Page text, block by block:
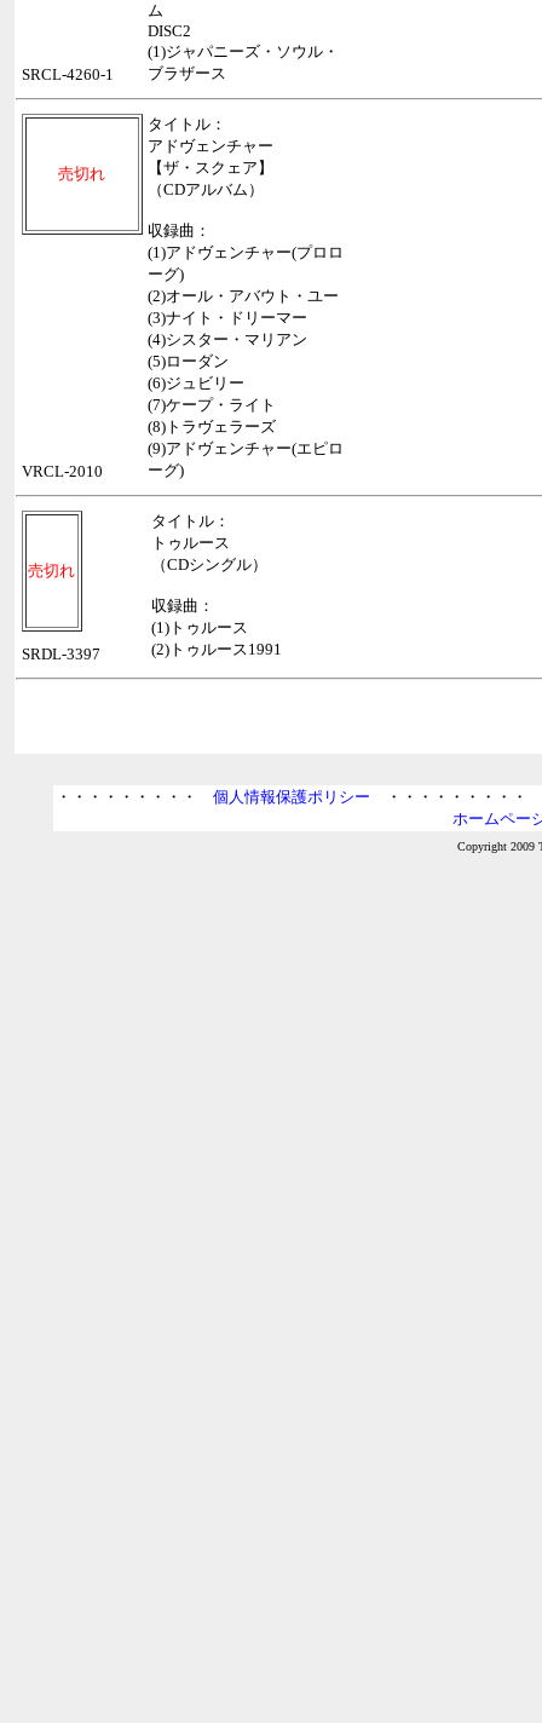
ム
DISC2
(1)ジャパニーズ・ソウル・
ブラザース
SRCL-4260-1
売切れ
タイトル：
アドヴェンチャー
【ザ・スクェア】
（CDアルバム）
収録曲：
(1)アドヴェンチャー(プロロ
ーグ)
(2)オール・アバウト・ユー
(3)ナイト・ドリーマー
(4)シスター・マリアン
(5)ローダン
(6)ジュビリー
(7)ケープ・ライト
(8)トラヴェラーズ
(9)アドヴェンチャー(エピロ
ーグ)
VRCL-2010
売切れ
タイトル：
トゥルース
（CDシングル）
収録曲：
(1)トゥルース
(2)トゥルース1991
SRDL-3397
・・・・・・・・・個人情報保護ポリシー ・・・・・・・・
ホームペー
Copyright 2009